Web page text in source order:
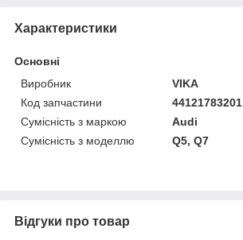
Характеристики
Основні
Виробник
VIKA
Код запчастини
44121783201
Сумісність з маркою
Audi
Сумісність з моделлю
Q5, Q7
Відгуки про товар